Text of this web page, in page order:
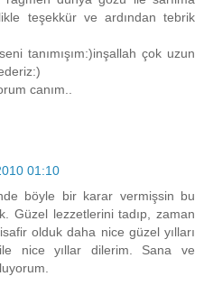
teşekkür ve ardından tebrik
tanımışım:)inşallah çok uzun
canım..
01:10
böyle bir karar vermişsin bu
Güzel lezzetlerini tadıp, zaman
olduk daha nice güzel yılları
nice yıllar dilerim. Sana ve